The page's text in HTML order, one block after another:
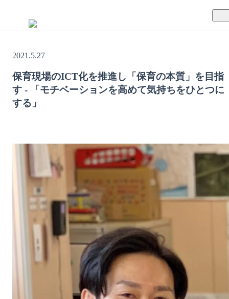
TUNAGの特徴
サポート体制
料金案内
導入事例
運営会社
セミナー
お役立ち資料
資料ダウンロード
無料デモを見る
2021.5.27
保育現場のICT化を推進し「保育の本質」を目指
す - 「モチベーションを高めて気持ちをひとつに
する」